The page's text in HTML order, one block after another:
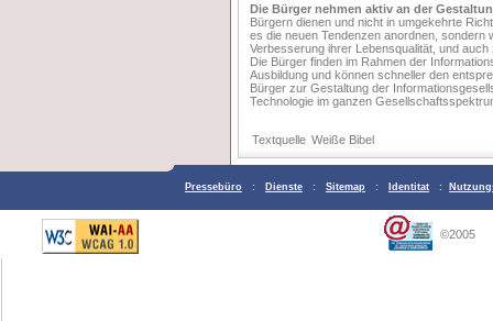
Die Bürger nehmen aktiv an der
Bürgern dienen und nicht in umgekehrte
es die neuen Tendenzen anordnen, sondern
Verbesserung ihrer Lebensqualität, und
Die Bürger finden im Rahmen der
Ausbildung und können schneller den
Bürger zur Gestaltung der
Technologie im ganzen
Textquelle Weiße Bibel
Pressebüro : Dienste : Sitemap : Identitat :
©2005